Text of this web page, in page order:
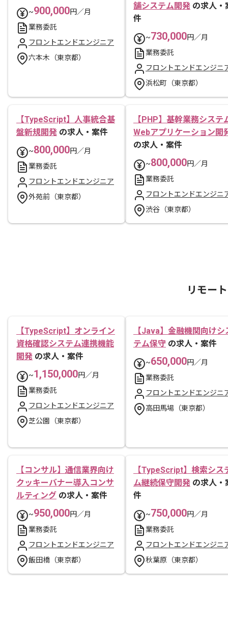
~900,000円／月
業務委託
フロントエンドエンジニア
六本木（東京都）
舗システム開発 の求人・
件
~730,000円／月
業務委託
フロントエンドエンジニ
浜松町（東京都）
【TypeScript】人事統合基
盤新規開発 の求人・案件
~800,000円／月
業務委託
フロントエンドエンジニア
外苑前（東京都）
【PHP】基幹業務システ
Webアプリケーション開
の求人・案件
~800,000円／月
業務委託
フロントエンドエンジニ
渋谷（東京都）
リモー
【TypeScript】オンライン
資格確認システム連携機能
開発 の求人・案件
~1,150,000円／月
業務委託
フロントエンドエンジニア
芝公園（東京都）
【Java】金融機関向けシ
テム保守 の求人・案件
~650,000円／月
業務委託
フロントエンドエンジニ
高田馬場（東京都）
【コンサル】通信業界向け
クッキーバナー導入コンサ
ルティング の求人・案件
~950,000円／月
業務委託
フロントエンドエンジニア
飯田橋（東京都）
【TypeScript】検索シス
ム継続保守開発 の求人・
件
~750,000円／月
業務委託
フロントエンドエンジニ
秋葉原（東京都）